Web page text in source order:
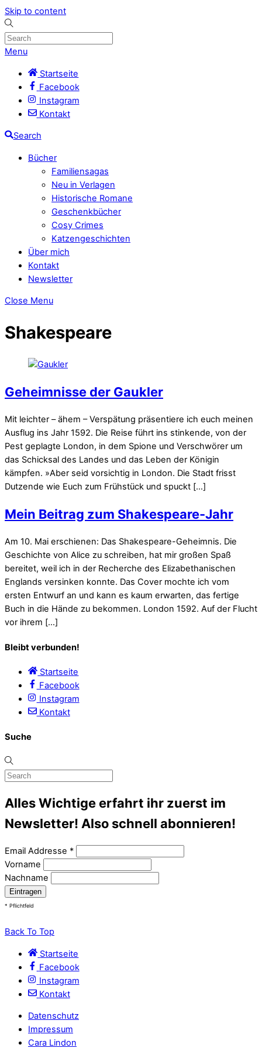
Skip to content
Menu
Startseite
Facebook
Instagram
Kontakt
Search
Bücher
Familiensagas
Neu in Verlagen
Historische Romane
Geschenkbücher
Cosy Crimes
Katzengeschichten
Über mich
Kontakt
Newsletter
Close Menu
Shakespeare
Geheimnisse der Gaukler
Mit leichter – ähem – Verspätung präsentiere ich euch meinen
Ausflug ins Jahr 1592. Die Reise führt ins stinkende, von der
Pest geplagte London, in dem Spione und Verschwörer um
das Schicksal des Landes und das Leben der Königin
kämpfen. »Aber seid vorsichtig in London. Die Stadt frisst
Dutzende wie Euch zum Frühstück und spuckt […]
Mein Beitrag zum Shakespeare-Jahr
Am 10. Mai erschienen: Das Shakespeare-Geheimnis. Die
Geschichte von Alice zu schreiben, hat mir großen Spaß
bereitet, weil ich in der Recherche des Elizabethanischen
Englands versinken konnte. Das Cover mochte ich vom
ersten Entwurf an und kann es kaum erwarten, das fertige
Buch in die Hände zu bekommen. London 1592. Auf der Flucht
vor ihrem […]
Bleibt verbunden!
Startseite
Facebook
Instagram
Kontakt
Suche
Alles Wichtige erfahrt ihr zuerst im
Newsletter! Also schnell abonnieren!
Email Addresse *
Vorname
Nachname
* Pflichtfeld
Back To Top
Startseite
Facebook
Instagram
Kontakt
Datenschutz
Impressum
Cara Lindon